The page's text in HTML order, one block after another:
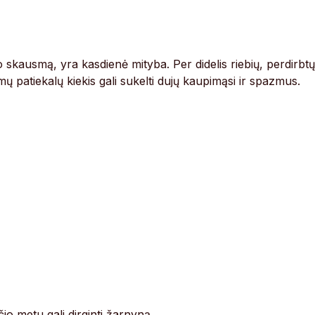
yra kasdienė mityba. Per didelis riebių, perdirbtų
patiekalų kiekis gali sukelti dujų kaupimąsi ir spazmus.